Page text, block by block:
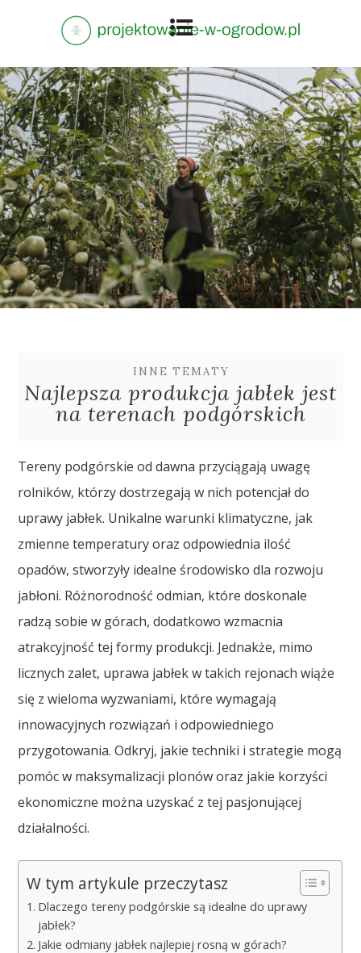
INNE TEMATY
Najlepsza produkcja jabłek jest
na terenach podgórskich
Tereny podgórskie od dawna przyciągają uwagę
rolników, którzy dostrzegają w nich potencjał do
uprawy jabłek. Unikalne warunki klimatyczne, jak
zmienne temperatury oraz odpowiednia ilość
opadów, stworzyły idealne środowisko dla rozwoju
jabłoni. Różnorodność odmian, które doskonale
radzą sobie w górach, dodatkowo wzmacnia
atrakcyjność tej formy produkcji. Jednakże, mimo
licznych zalet, uprawa jabłek w takich rejonach wiąże
się z wieloma wyzwaniami, które wymagają
innowacyjnych rozwiązań i odpowiedniego
przygotowania. Odkryj, jakie techniki i strategie mogą
pomóc w maksymalizacji plonów oraz jakie korzyści
ekonomiczne można uzyskać z tej pasjonującej
działalności.
W tym artykule przeczytasz
Dlaczego tereny podgórskie są idealne do uprawy
jabłek?
Jakie odmiany jabłek najlepiej rosną w górach?